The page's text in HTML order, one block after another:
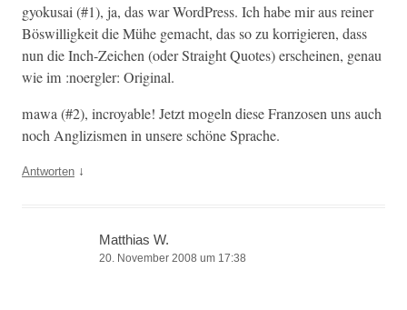
gyoku­sai (#1), ja, das war Word­Press. Ich habe mir aus rein­er
Böswilligkeit die Mühe gemacht, das so zu kor­rigieren, dass
nun die Inch-Zeichen (oder Straight Quotes) erscheinen, genau
wie im :noer­gler: Original.
mawa (#2), incroy­able! Jet­zt mogeln diese Fran­zosen uns auch
noch Anglizis­men in unsere schöne Sprache.
Antworten ↓
Matthias W.
20. November 2008 um 17:38